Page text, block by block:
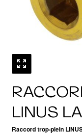
LINUS
Raccord trop-plein